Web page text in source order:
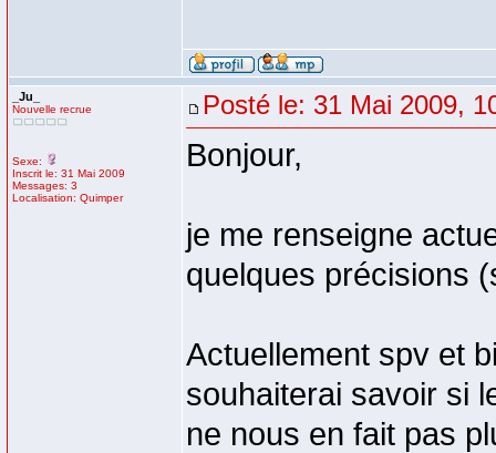
_Ju_
Nouvelle recrue
Sexe:
Inscrit le: 31 Mai 2009
Messages: 3
Localisation: Quimper
Posté le: 31 Mai 2009,
Bonjour,
je me renseigne
quelques précisions
Actuellement spv et
souhaiterai savoir si
ne nous en fait pas